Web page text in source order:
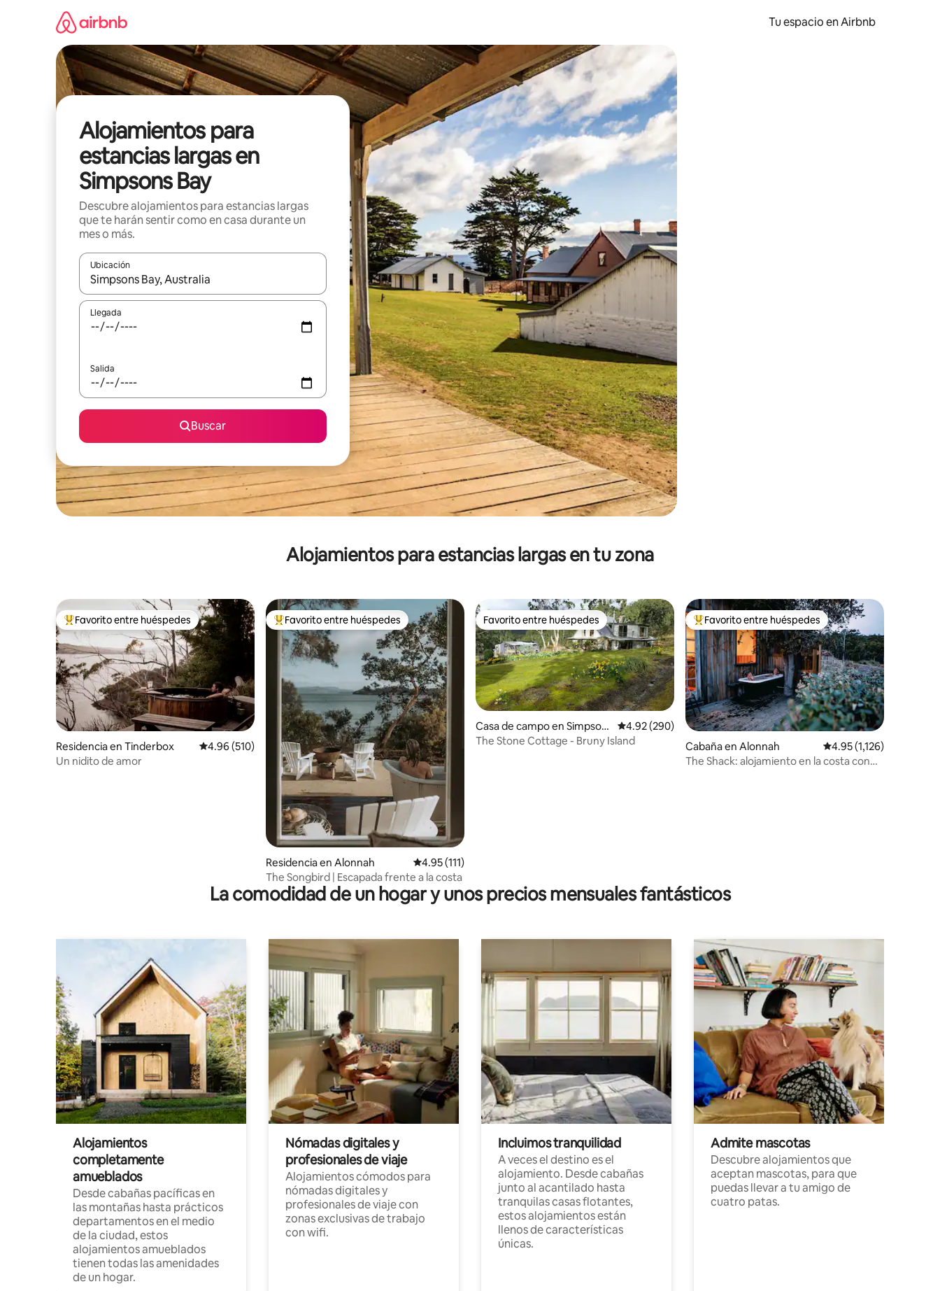
Tu espacio en Airbnb
Alojamientos para
estancias largas en
Simpsons Bay
Descubre alojamientos para estancias largas
que te harán sentir como en casa durante un
mes o más.
Ubicación
Cuando los resultados estén disponibles, podrás navegar usando las teclas de las flechas hacia arriba y hacia abajo, o bien tocando y deslizando la pantalla.
Llegada
Salida
Buscar
Alojamientos para estancias largas en tu zona
De los mejores en Favorito entre huéspedes
Favorito entre huéspedes
Residencia en Tinderbox Calificación promedio: 4.96 de 5; 510 evaluaciones
4.96 (510)
Un nidito de amor
De los mejores en Favorito entre huéspedes
Favorito entre huéspedes
Residencia en Alonnah Calificación promedio: 4.95 de 5; 111 evaluaciones
4.95 (111)
The Songbird | Escapada frente a la costa
Favorito entre huéspedes
Favorito entre huéspedes
Casa de campo en Simpson
s Bay
Calificación promedio: 4.92 de 5; 290 evaluaciones
4.92 (290)
The Stone Cottage - Bruny Island
De los mejores en Favorito entre huéspedes
Favorito entre huéspedes
Cabaña en Alonnah Calificación promedio:
4.95 (1,126)
The Shack: alojamiento en la costa con
La comodidad de un hogar y unos precios mensuales fantásticos
Alojamientos
completamente
amueblados
Desde cabañas pacíficas en
las montañas hasta prácticos
departamentos en el medio
de la ciudad, estos
alojamientos amueblados
tienen todas las amenidades
de un hogar.
Nómadas digitales y
profesionales de viaje
Alojamientos cómodos para
nómadas digitales y
profesionales de viaje con
zonas exclusivas de trabajo
con wifi.
Incluimos tranquilidad
A veces el destino es el
alojamiento. Desde cabañas
junto al acantilado hasta
tranquilas casas flotantes,
estos alojamientos están
llenos de características
únicas.
Admite mascotas
Descubre alojamientos que
aceptan mascotas, para que
puedas llevar a tu amigo de
cuatro patas.